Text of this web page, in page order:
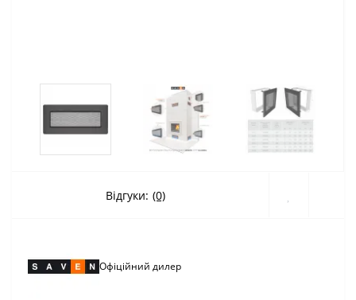
Відгуки: (0)
Офіційний дилер